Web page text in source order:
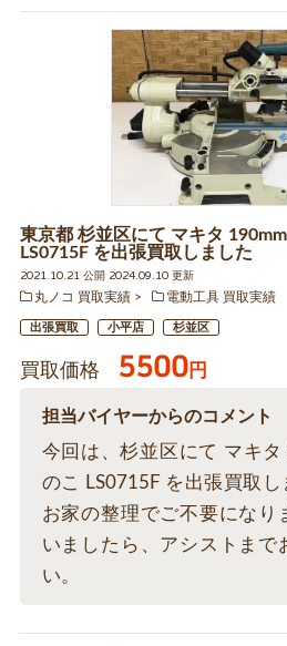
東京都 杉並区にて マキタ
LS0715F を出張買取しました
2021.10.21 公開 2024.09.10 更新
丸ノコ 買取実績
電動工具 買取実績
出張買取 小平店 杉並区
買取価格 5500円
担当バイヤーからのコメント
今回は、杉並区にて マキ
のこ LS0715F を出張買取
お家の整理でご不要になり
いましたら、アシストまで
い。